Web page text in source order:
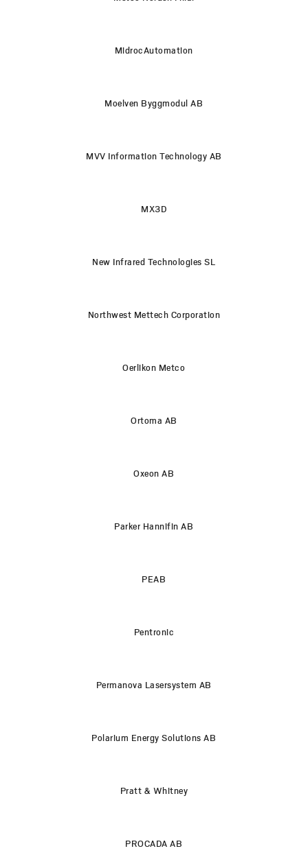
MidrocAutomation
Moelven Byggmodul AB
MVV Information Technology AB
MX3D
New Infrared Technologies SL
Northwest Mettech Corporation
Oerlikon Metco
Ortoma AB
Oxeon AB
Parker Hannifin AB
PEAB
Pentronic
Permanova Lasersystem AB
Polarium Energy Solutions AB
Pratt & Whitney
PROCADA AB